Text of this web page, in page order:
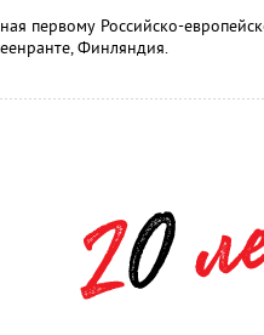
первому Российско-
Финляндия.